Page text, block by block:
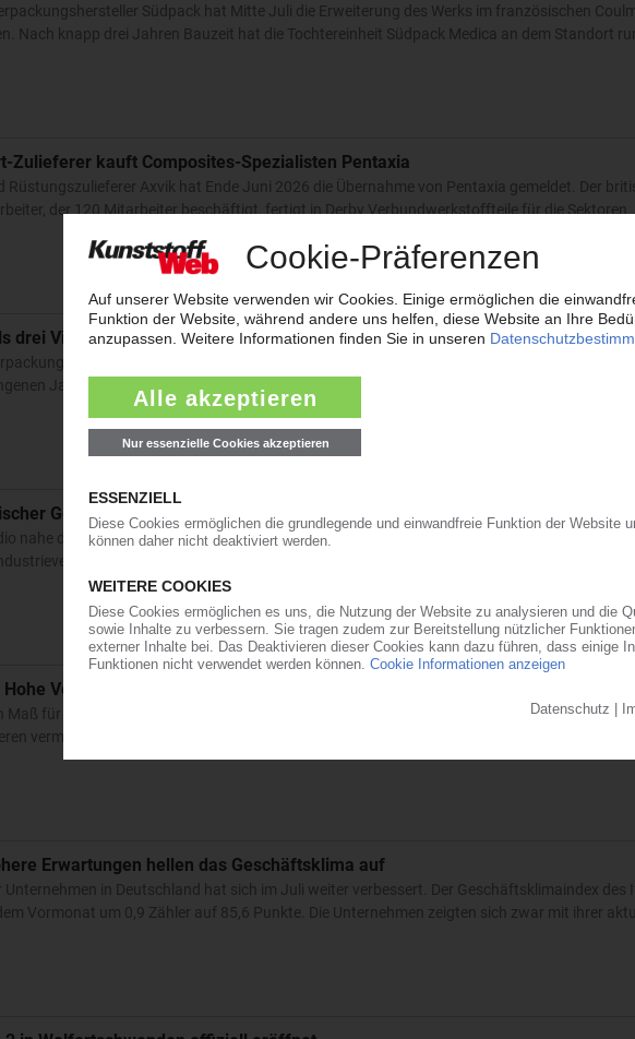
Südpack hat Mitte Juli die Erweiterung des Werks im französischen
Nach knapp drei Jahren Bauzeit hat die Tochtereinheit Südpack Medica an dem Standort
Zulieferer kauft Composites-Spezialisten Pentaxia
Rüstungszulieferer Axvik hat Ende Juni 2026 die Übernahme von Pentaxia gemeldet. Der
der 120 Mitarbeiter beschäftigt, fertigt in Derby Verbundwerkstoffteile für die Sektoren...
drei Viertel der Verpackungen recycelt
2025 weiter ausgebaut. Nach dem Jahresbericht des
Jahr 10,97 Mio t Verpackungsabfälle recycelt. Bezogen auf 14,2 Mio t in Verkehr
Gefahrgut-Entsorger recycelt PE-HD-Behälter
nahe der spanischen Stadt Bilbao hat Agaleus eine erste Linie für das mechanische
eingerichtet. Die Investitionssumme wird mit 700.000 EUR angegeben.
Verkaufspreise bringen die Wende
Maß für Karen Carter: Für das zweite Quartal 2026 konnte die neue Chefin von Dow Chemical
vermelden. Der Chemiekonzern steigerte den Umsatz gegenüber dem vergleichbaren
Erwartungen hellen das Geschäftsklima auf
Unternehmen in Deutschland hat sich im Juli weiter verbessert. Der Geschäftsklimaindex des
Vormonat um 0,9 Zähler auf 85,6 Punkte. Die Unternehmen zeigten sich zwar mit ihrer